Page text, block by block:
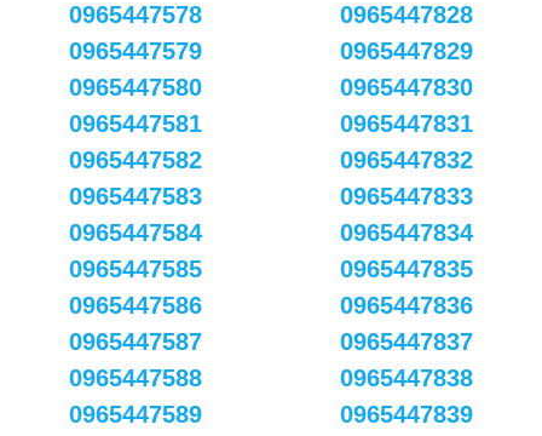
0965447578
0965447579
0965447580
0965447581
0965447582
0965447583
0965447584
0965447585
0965447586
0965447587
0965447588
0965447589
0965447828
0965447829
0965447830
0965447831
0965447832
0965447833
0965447834
0965447835
0965447836
0965447837
0965447838
0965447839